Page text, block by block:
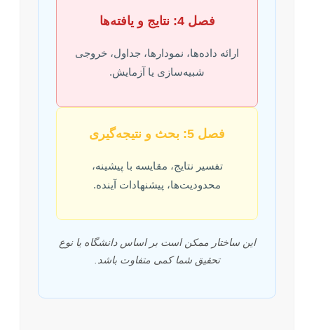
فصل 4: نتایج و یافته‌ها
ارائه داده‌ها، نمودارها، جداول، خروجی
شبیه‌سازی یا آزمایش.
فصل 5: بحث و نتیجه‌گیری
تفسیر نتایج، مقایسه با پیشینه،
محدودیت‌ها، پیشنهادات آینده.
این ساختار ممکن است بر اساس دانشگاه یا نوع
تحقیق شما کمی متفاوت باشد.